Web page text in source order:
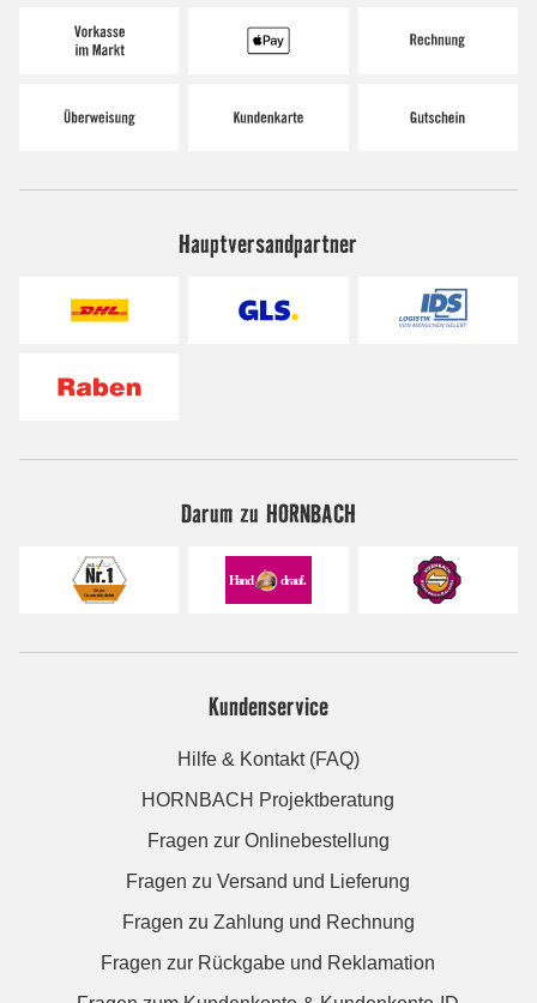
Hauptversandpartner
Darum zu HORNBACH
Kundenservice
Hilfe & Kontakt (FAQ)
HORNBACH Projektberatung
Fragen zur Onlinebestellung
Fragen zu Versand und Lieferung
Fragen zu Zahlung und Rechnung
Fragen zur Rückgabe und Reklamation